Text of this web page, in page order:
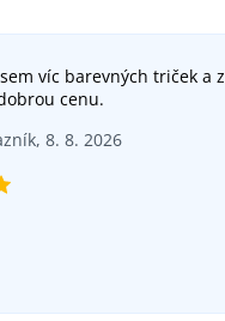
+10
víc barevných triček a
cenu.
8. 8. 2026